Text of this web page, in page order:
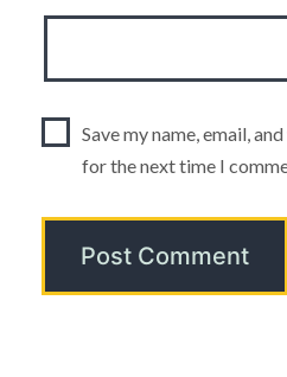
Save my name, email,
for the next time I